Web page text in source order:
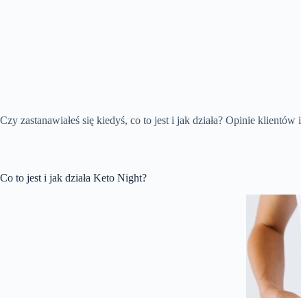
Czy zastanawiałeś się kiedyś, co to jest i jak działa? Opinie
Co to jest i jak działa Keto Night?